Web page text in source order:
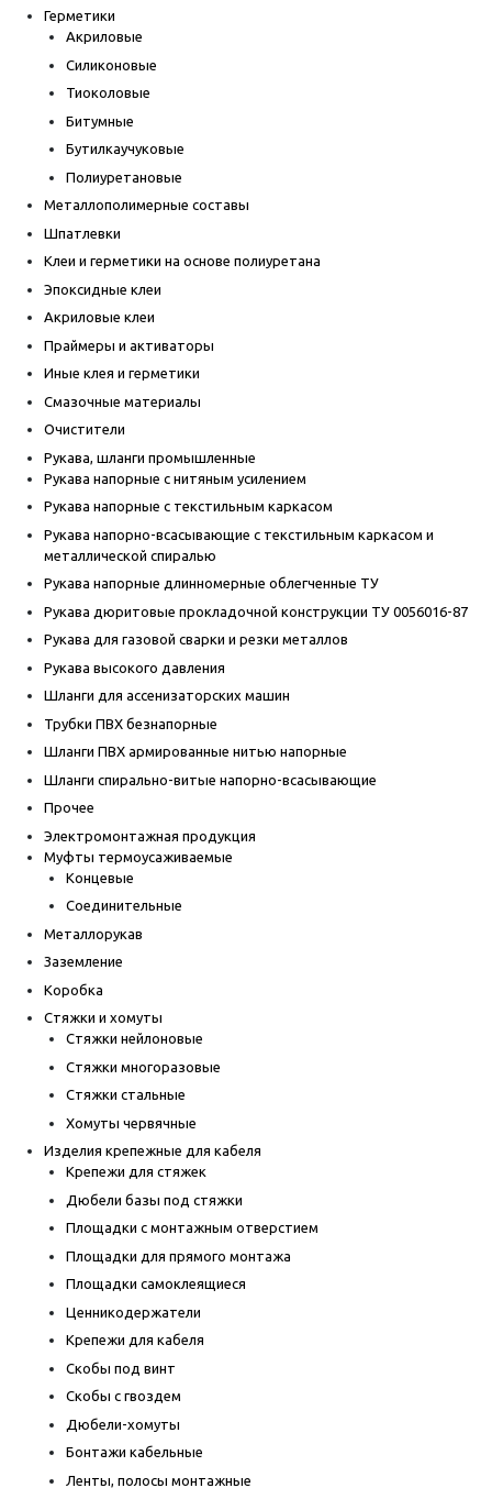
Герметики
Акриловые
Силиконовые
Тиоколовые
Битумные
Бутилкаучуковые
Полиуретановые
Металлополимерные составы
Шпатлевки
Клеи и герметики на основе полиуретана
Эпоксидные клеи
Акриловые клеи
Праймеры и активаторы
Иные клея и герметики
Смазочные материалы
Очистители
Рукава, шланги промышленные
Рукава напорные с нитяным усилением
Рукава напорные с текстильным каркасом
Рукава напорно-всасывающие с текстильным каркасом и
металлической спиралью
Рукава напорные длинномерные облегченные ТУ
Рукава дюритовые прокладочной конструкции ТУ 0056016-87
Рукава для газовой сварки и резки металлов
Рукава высокого давления
Шланги для ассенизаторских машин
Трубки ПВХ безнапорные
Шланги ПВХ армированные нитью напорные
Шланги спирально-витые напорно-всасывающие
Прочее
Электромонтажная продукция
Муфты термоусаживаемые
Концевые
Соединительные
Металлорукав
Заземление
Коробка
Стяжки и хомуты
Стяжки нейлоновые
Стяжки многоразовые
Стяжки стальные
Хомуты червячные
Изделия крепежные для кабеля
Крепежи для стяжек
Дюбели базы под стяжки
Площадки с монтажным отверстием
Площадки для прямого монтажа
Площадки самоклеящиеся
Ценникодержатели
Крепежи для кабеля
Скобы под винт
Скобы с гвоздем
Дюбели-хомуты
Бонтажи кабельные
Ленты, полосы монтажные